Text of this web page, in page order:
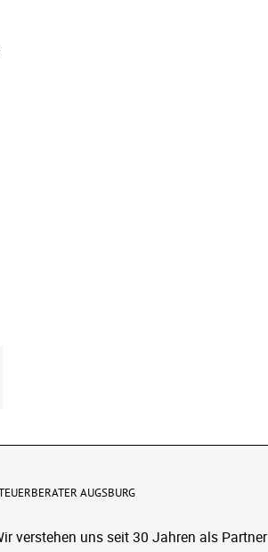
AUGSBURG
verstehen uns seit 30 Jahren als Partner